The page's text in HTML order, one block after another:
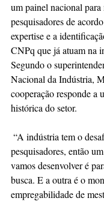
um painel nacional para
pesquisadores de
expertise e a
CNPq que já atuam na
Segundo o
Nacional da Indústria,
cooperação responde a
histórica do setor.
pesquisadores, então
vamos desenvolver é
busca. E a outra é o
empregabilidade de